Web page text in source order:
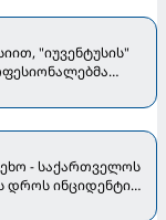
"იუვენტუსის"
- საქართველოს
დროს ინციდენტი